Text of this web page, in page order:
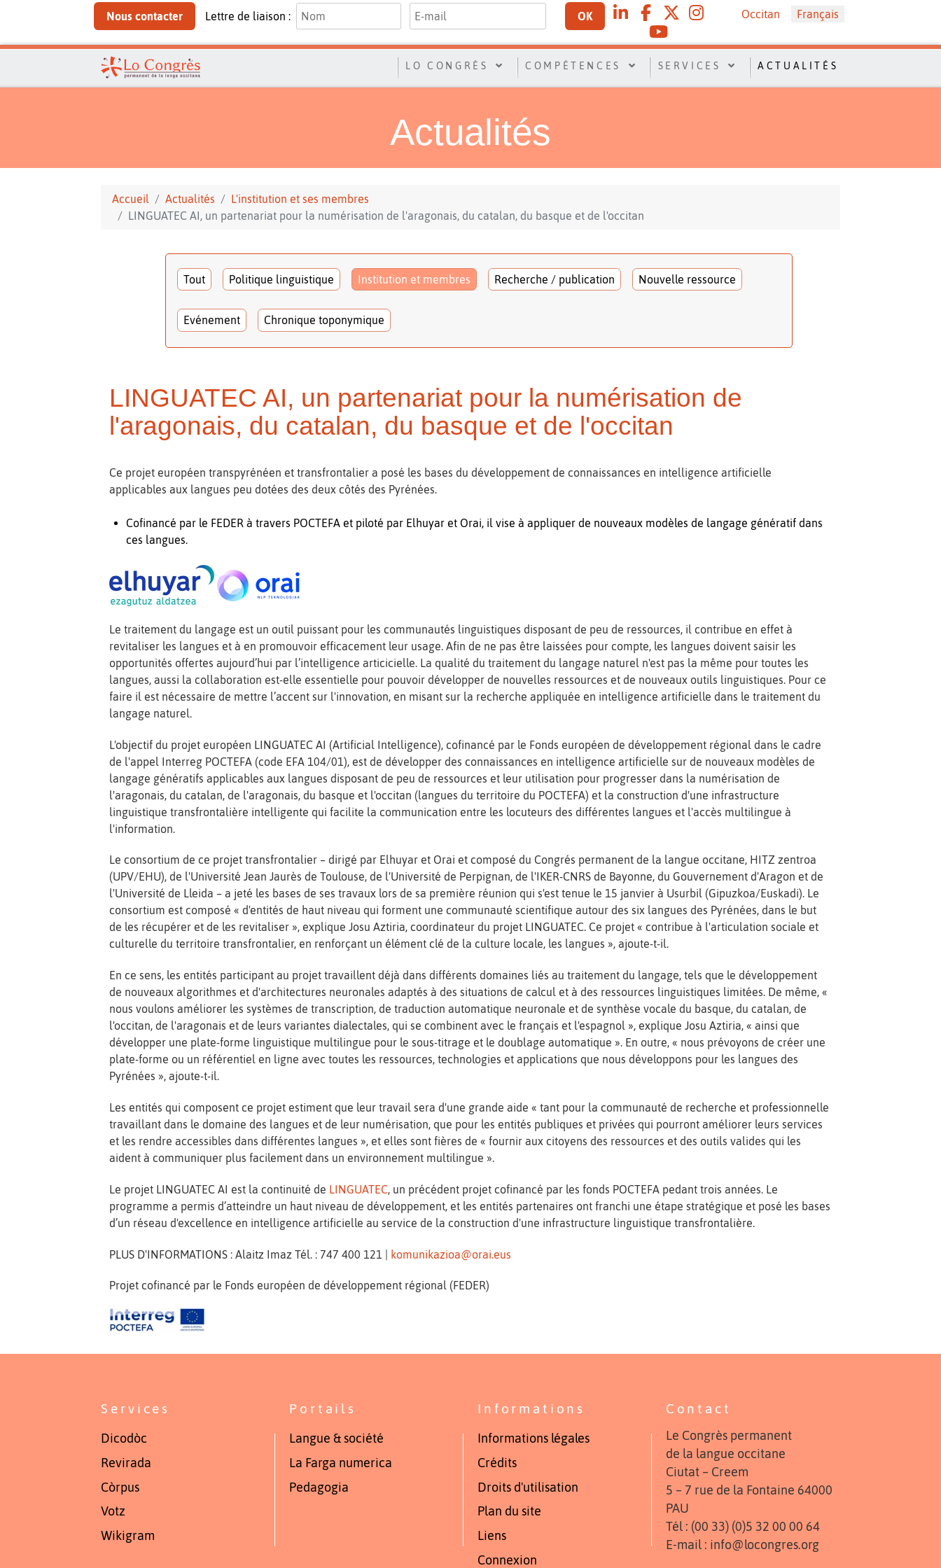
Nous contacter Lettre de liaison : OK Sélectionnez votre langue
Occitan Français
LO CONGRÈS COMPÉTENCES SERVICES ACTUALITÉS
Actualités
Accueil Actualités
L'institution et ses membres
LINGUATEC AI, un partenariat pour la numérisation de l'aragonais, du catalan, du basque et de l'occitan
Tout Politique linguistique Institution et membres Recherche / publication Nouvelle ressource
Evénement Chronique toponymique
LINGUATEC AI, un partenariat pour la numérisation de
l'aragonais, du catalan, du basque et de l'occitan
Ce projet européen transpyrénéen et transfrontalier a posé les bases du développement de connaissances en intelligence artificielle
applicables aux langues peu dotées des deux côtés des Pyrénées.
Cofinancé par le FEDER à travers POCTEFA et piloté par Elhuyar et Orai, il vise à appliquer de nouveaux modèles de langage génératif dans
ces langues.
Le traitement du langage est un outil puissant pour les communautés linguistiques disposant de peu de ressources, il contribue en effet à
revitaliser les langues et à en promouvoir efficacement leur usage. Afin de ne pas être laissées pour compte, les langues doivent saisir les
opportunités offertes aujourd’hui par l’intelligence articicielle. La qualité du traitement du langage naturel n'est pas la même pour toutes les
langues, aussi la collaboration est-elle essentielle pour pouvoir développer de nouvelles ressources et de nouveaux outils linguistiques. Pour ce
faire il est nécessaire de mettre l’accent sur l'innovation, en misant sur la recherche appliquée en intelligence artificielle dans le traitement du
langage naturel.
L'objectif du projet européen LINGUATEC AI (Artificial Intelligence), cofinancé par le Fonds européen de développement régional dans le cadre
de l'appel Interreg POCTEFA (code EFA 104/01), est de développer des connaissances en intelligence artificielle sur de nouveaux modèles de
langage génératifs applicables aux langues disposant de peu de ressources et leur utilisation pour progresser dans la numérisation de
l'aragonais, du catalan, de l'aragonais, du basque et l'occitan (langues du territoire du POCTEFA) et la construction d'une infrastructure
linguistique transfrontalière intelligente qui facilite la communication entre les locuteurs des différentes langues et l'accès multilingue à
l'information.
Le consortium de ce projet transfrontalier – dirigé par Elhuyar et Orai et composé du Congrés permanent de la langue occitane, HITZ zentroa
(UPV/EHU), de l'Université Jean Jaurès de Toulouse, de l'Université de Perpignan, de l'IKER-CNRS de Bayonne, du Gouvernement d'Aragon et de
l'Université de Lleida – a jeté les bases de ses travaux lors de sa première réunion qui s'est tenue le 15 janvier à Usurbil (Gipuzkoa/Euskadi). Le
consortium est composé « d'entités de haut niveau qui forment une communauté scientifique autour des six langues des Pyrénées, dans le but
de les récupérer et de les revitaliser », explique Josu Aztiria, coordinateur du projet LINGUATEC. Ce projet « contribue à l'articulation sociale et
culturelle du territoire transfrontalier, en renforçant un élément clé de la culture locale, les langues », ajoute-t-il.
En ce sens, les entités participant au projet travaillent déjà dans différents domaines liés au traitement du langage, tels que le développement
de nouveaux algorithmes et d'architectures neuronales adaptés à des situations de calcul et à des ressources linguistiques limitées. De même, «
nous voulons améliorer les systèmes de transcription, de traduction automatique neuronale et de synthèse vocale du basque, du catalan, de
l'occitan, de l'aragonais et de leurs variantes dialectales, qui se combinent avec le français et l'espagnol », explique Josu Aztiria, « ainsi que
développer une plate-forme linguistique multilingue pour le sous-titrage et le doublage automatique ». En outre, « nous prévoyons de créer une
plate-forme ou un référentiel en ligne avec toutes les ressources, technologies et applications que nous développons pour les langues des
Pyrénées », ajoute-t-il.
Les entités qui composent ce projet estiment que leur travail sera d'une grande aide « tant pour la communauté de recherche et professionnelle
travaillant dans le domaine des langues et de leur numérisation, que pour les entités publiques et privées qui pourront améliorer leurs services
et les rendre accessibles dans différentes langues », et elles sont fières de « fournir aux citoyens des ressources et des outils valides qui les
aident à communiquer plus facilement dans un environnement multilingue ».
Le projet LINGUATEC AI est la continuité de LINGUATEC, un précédent projet cofinancé par les fonds POCTEFA pedant trois années. Le
programme a permis d’atteindre un haut niveau de développement, et les entités partenaires ont franchi une étape stratégique et posé les bases
d’un réseau d'excellence en intelligence artificielle au service de la construction d'une infrastructure linguistique transfrontalière.
PLUS D'INFORMATIONS : Alaitz Imaz Tél. : 747 400 121 | komunikazioa@orai.eus
Projet cofinancé par le Fonds européen de développement régional (FEDER)
Services
Dicodòc
Revirada
Còrpus
Votz
Wikigram
Portails
Langue & société
La Farga numerica
Pedagogia
Informations
Informations légales
Crédits
Droits d'utilisation
Plan du site
Liens
Connexion
Contact
Le Congrès permanent
de la langue occitane
Ciutat – Creem
5 – 7 rue de la Fontaine 64000
PAU
Tél : (00 33) (0)5 32 00 00 64
E-mail : info@locongres.org